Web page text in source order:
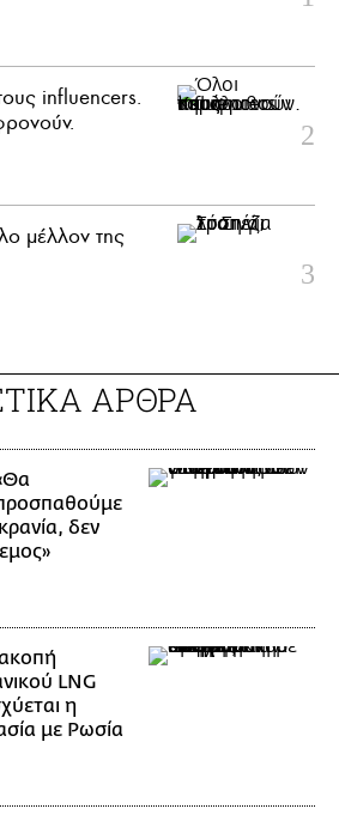
influencers.
μέλλον της
ΑΡΘΡΑ
δεν
LNG
η
με Ρωσία